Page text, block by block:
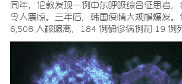
同年，伦敦发现一例中东呼吸综合征患者
令人震惊。三年后，韩国疫情大规模爆发
6,508 人被隔离，184 例确诊病例和 19 例